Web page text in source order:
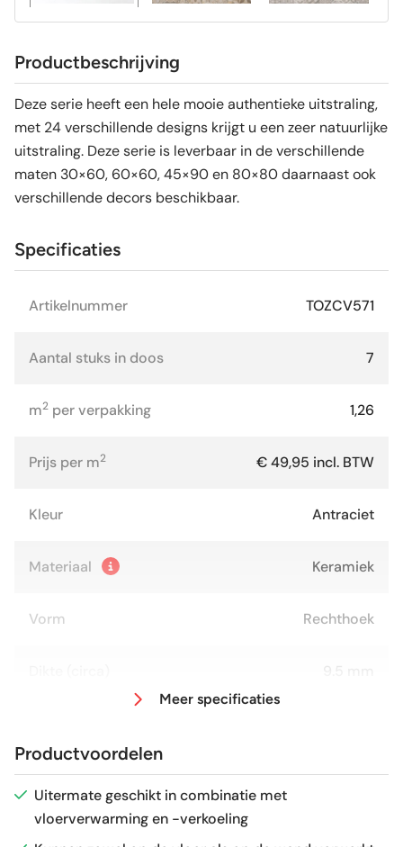
Productbeschrijving
Deze serie heeft een hele mooie authentieke uitstraling,
met 24 verschillende designs krijgt u een zeer natuurlijke
uitstraling. Deze serie is leverbaar in de verschillende
maten 30×60, 60×60, 45×90 en 80×80 daarnaast ook
verschillende decors beschikbaar.
Specificaties
Artikelnummer TOZCV571
Aantal stuks in doos 7
m2 per verpakking 1,26
Prijs per m2 € 49,95 incl. BTW
Kleur Antraciet
Materiaal Keramiek
Vorm Rechthoek
Glans / Mat Mat
Gerectificeerd
Meer specificaties
Productvoordelen
Uitermate geschikt in combinatie met
vloerverwarming en -verkoeling